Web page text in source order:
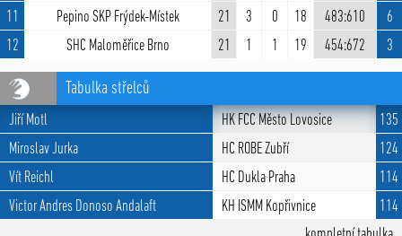
11 Pepino SKP Frýdek-Místek 21 3 0 18 483:610
6
12
SHC Maloměřice Brno 21 1 1 19 454:672 3
Tabulka střelců
Jiří Motl HK FCC Město Lovosice
135
Miroslav Jurka
HC ROBE Zubří
124
Vít Reichl
HC Dukla Praha
114
Victor Andres Donoso Andalaft
KH ISMM Kopřivnice
114